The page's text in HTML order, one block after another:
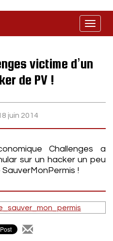
victime d’un
de PV !
juin 2014
Challenges a
sur un hacker un peu
!